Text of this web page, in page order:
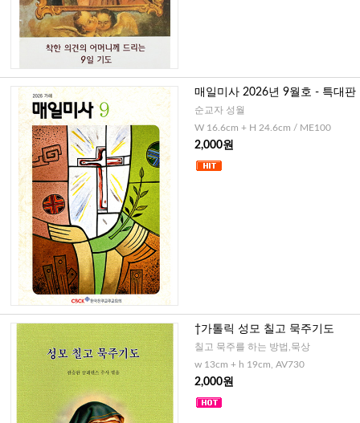
매일미사 2026년 9월호 - 특대판
순교자 성월
W 16.6cm + H 24.6cm / ME100
2,000원
†가톨릭 성모 칠고 묵주기도
칠고 묵주를 하는 방법,묵상
w 13cm + h 19cm, AV730
2,000원